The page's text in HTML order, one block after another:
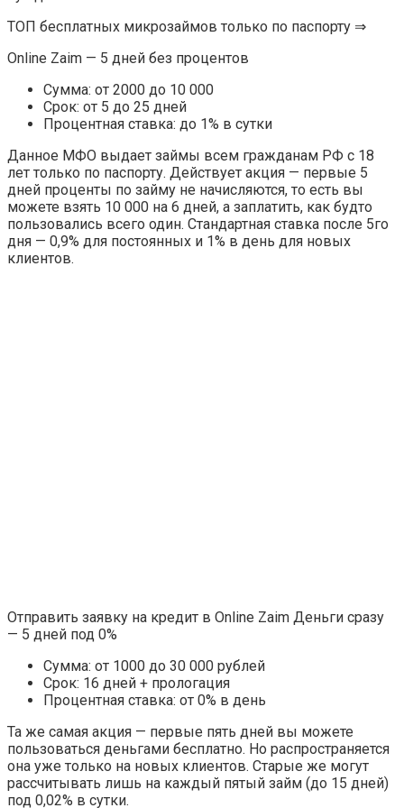
ТОП бесплатных микрозаймов только по паспорту ⇒
Online Zaim — 5 дней без процентов
Сумма: от 2000 до 10 000
Срок: от 5 до 25 дней
Процентная ставка: до 1% в сутки
Данное МФО выдает займы всем гражданам РФ с 18
лет только по паспорту. Действует акция — первые 5
дней проценты по займу не начисляются, то есть вы
можете взять 10 000 на 6 дней, а заплатить, как будто
пользовались всего один. Стандартная ставка после 5го
дня — 0,9% для постоянных и 1% в день для новых
клиентов.
Отправить заявку на кредит в Online Zaim Деньги сразу
— 5 дней под 0%
Сумма: от 1000 до 30 000 рублей
Срок: 16 дней + прологация
Процентная ставка: от 0% в день
Та же самая акция — первые пять дней вы можете
пользоваться деньгами бесплатно. Но распространяется
она уже только на новых клиентов. Старые же могут
рассчитывать лишь на каждый пятый займ (до 15 дней)
под 0,02% в сутки.